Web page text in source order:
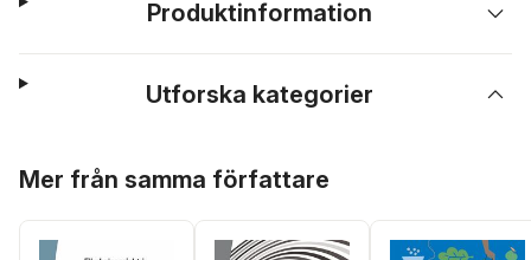
Produktinformation
Utforska kategorier
Mer från samma författare